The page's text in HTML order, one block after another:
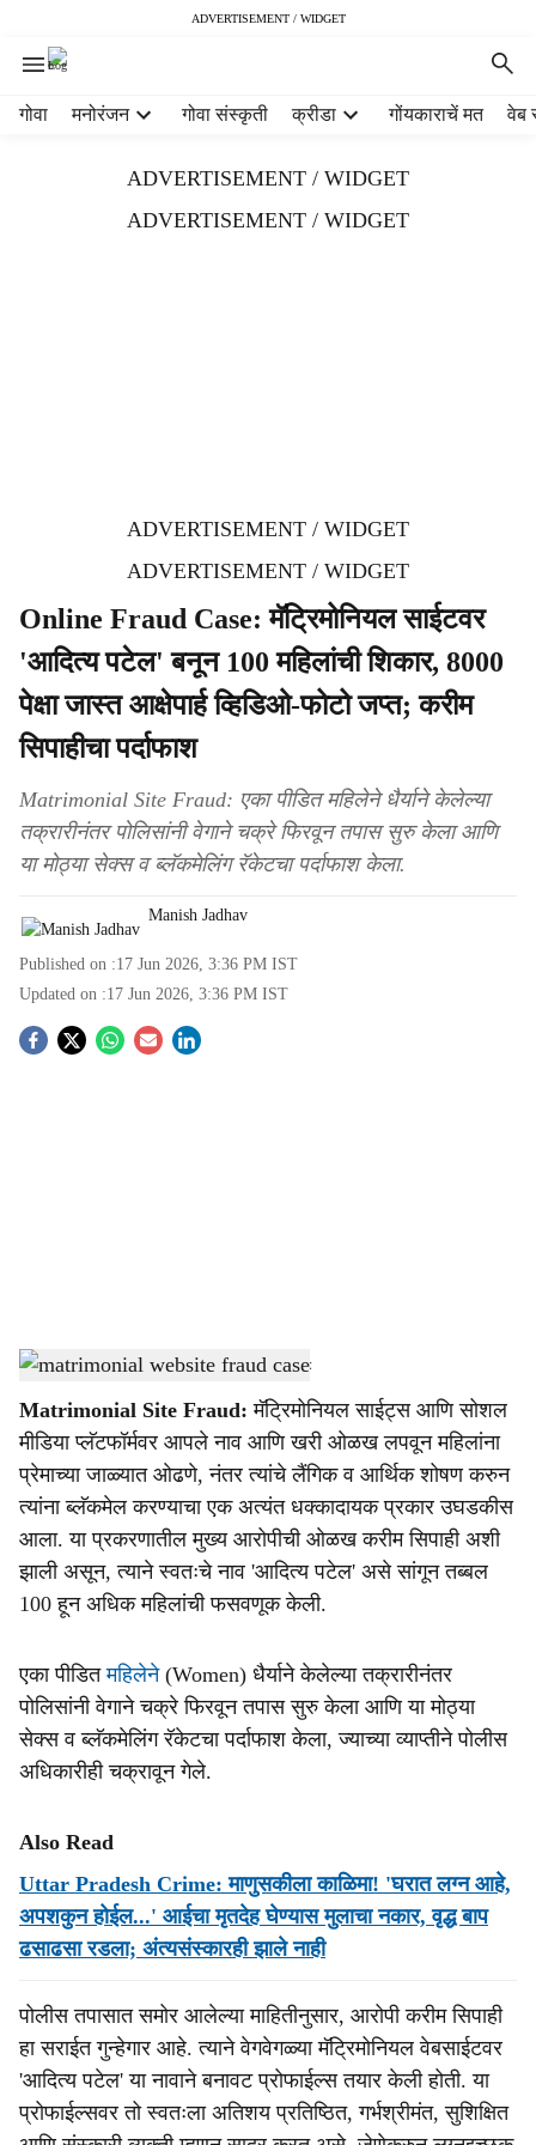
ADVERTISEMENT / WIDGET
गोवा मनोरंजन गोवा संस्कृती क्रीडा गोंयकाराचें मत वेब
ADVERTISEMENT / WIDGET
ADVERTISEMENT / WIDGET
ADVERTISEMENT / WIDGET
ADVERTISEMENT / WIDGET
Online Fraud Case: मॅट्रिमोनियल साईटवर
'आदित्य पटेल' बनून 100 महिलांची शिकार, 8000
पेक्षा जास्त आक्षेपार्ह व्हिडिओ-फोटो जप्त; करीम
सिपाहीचा पर्दाफाश
Matrimonial Site Fraud: एका पीडित महिलेने धैर्याने केलेल्या
तक्रारीनंतर पोलिसांनी वेगाने चक्रे फिरवून तपास सुरु केला आणि
या मोठ्या सेक्स व ब्लॅकमेलिंग रॅकेटचा पर्दाफाश केला.
Manish Jadhav
Published on :17 Jun 2026, 3:36 PM IST
Updated on :17 Jun 2026, 3:36 PM IST
S
a
r
e
matrimonial website fraud case-Dainik Gomantak
Matrimonial Site Fraud: मॅट्रिमोनियल साईट्स आणि सोशल
मीडिया प्लॅटफॉर्मवर आपले नाव आणि खरी ओळख लपवून महिलांना
प्रेमाच्या जाळ्यात ओढणे, नंतर त्यांचे लैंगिक व आर्थिक शोषण करुन
त्यांना ब्लॅकमेल करण्याचा एक अत्यंत धक्कादायक प्रकार उघडकीस
आला. या प्रकरणातील मुख्य आरोपीची ओळख करीम सिपाही अशी
झाली असून, त्याने स्वतःचे नाव 'आदित्य पटेल' असे सांगून तब्बल
100 हून अधिक महिलांची फसवणूक केली.
एका पीडितमहिलेने(Women) धैर्याने केलेल्या तक्रारीनंतर
पोलिसांनी वेगाने चक्रे फिरवून तपास सुरु केला आणि या मोठ्या
सेक्स व ब्लॅकमेलिंग रॅकेटचा पर्दाफाश केला, ज्याच्या व्याप्तीने पोलीस
अधिकारीही चक्रावून गेले.
Also Read
Uttar Pradesh Crime: माणुसकीला काळिमा! 'घरात लग्न आहे,
अपशकुन होईल...' आईचा मृतदेह घेण्यास मुलाचा नकार, वृद्ध बाप
ढसाढसा रडला; अंत्यसंस्कारही झाले नाही
पोलीस तपासात समोर आलेल्या माहितीनुसार, आरोपी करीम सिपाही
हा सराईत गुन्हेगार आहे. त्याने वेगवेगळ्या मॅट्रिमोनियल वेबसाईटवर
'आदित्य पटेल' या नावाने बनावट प्रोफाईल्स तयार केली होती. या
प्रोफाईल्सवर तो स्वतःला अतिशय प्रतिष्ठित, गर्भश्रीमंत, सुशिक्षित